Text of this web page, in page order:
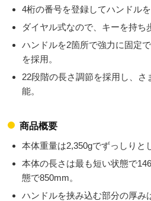
4桁の番号を登録してハンドルを
ダイヤル式なので、キーを持ち
ハンドルを2箇所で強力に固定
を採用。
22段階の長さ調節を採用し、
能。
商品概要
本体重量は2,350gでずっしりと
本体の長さは最も短い状態で
態で850mm。
ハンドルを挟み込む部分の厚み